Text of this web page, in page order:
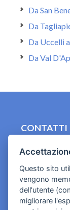
Da San
Da
Da Uccelli
Da Val
CONTATTI
Cookies e
Questo sito
vengono
dell'utente
migliorare